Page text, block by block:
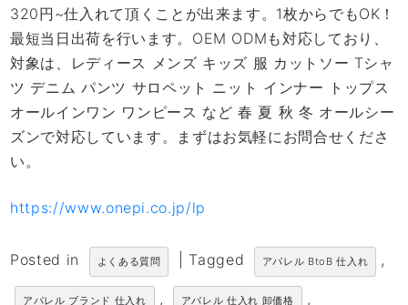
320円~仕入れて頂くことが出来ます。1枚からでもOK！
最短当日出荷を行います。OEM ODMも対応しており、
対象は、レディース メンズ キッズ 服 カットソー Tシャ
ツ デニム パンツ サロペット ニット インナー トップス
オールインワン ワンピース など 春 夏 秋 冬 オールシー
ズンで対応しています。まずはお気軽にお問合せくださ
い。
https://www.onepi.co.jp/lp
Posted in よくある質問 Tagged アパレル BtoB 仕入れ ,
アパレル ブランド 仕入れ , アパレル 仕入れ 卸価格 ,